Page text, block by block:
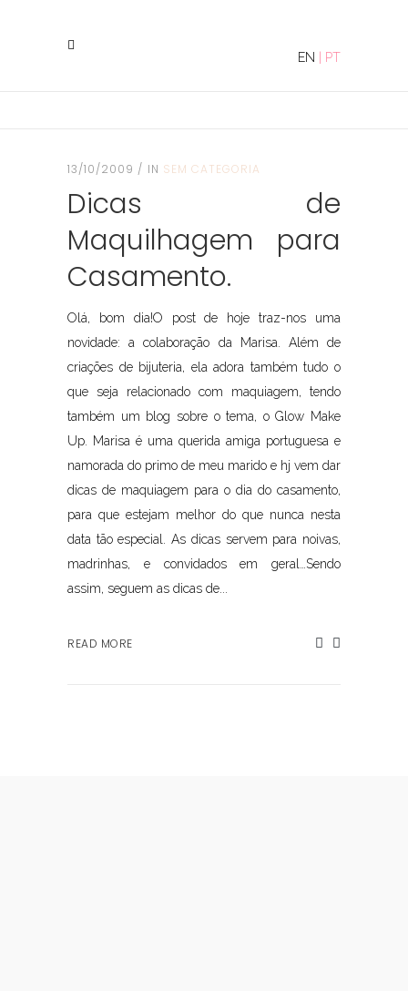
EN PT
13/10/2009 IN SEM CATEGORIA
Dicas de
Maquilhagem para
Casamento.
Olá, bom dia!O post de hoje traz-nos uma
novidade: a colaboração da Marisa. Além de
criações de bijuteria, ela adora também tudo o
que seja relacionado com maquiagem, tendo
também um blog sobre o tema, o Glow Make
Up. Marisa é uma querida amiga portuguesa e
namorada do primo de meu marido e hj vem dar
dicas de maquiagem para o dia do casamento,
para que estejam melhor do que nunca nesta
data tão especial. As dicas servem para noivas,
madrinhas, e convidados em geral…Sendo
assim, seguem as dicas de...
READ MORE